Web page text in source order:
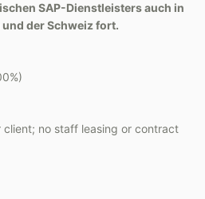
SAP-Dienstleisters auch in
der Schweiz fort.
client; no staff leasing or contract